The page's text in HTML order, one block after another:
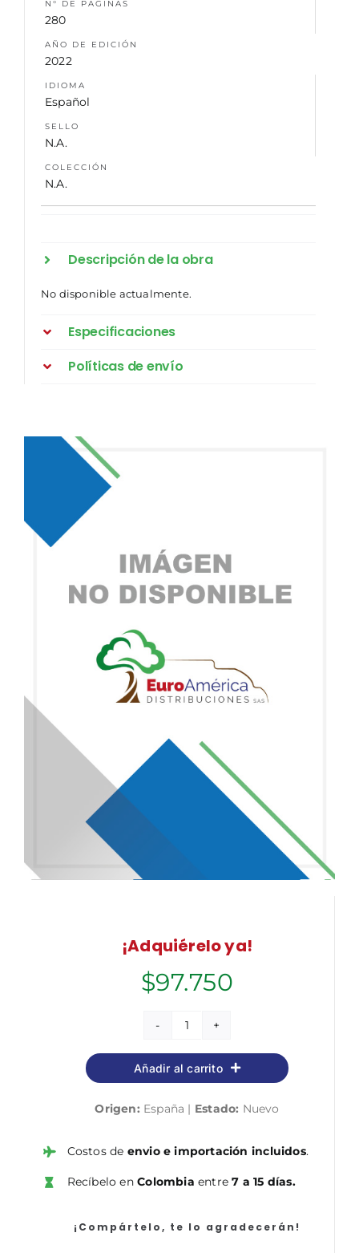
N° DE PÁGINAS
280
AÑO DE EDICIÓN
2022
IDIOMA
Español
SELLO
N.A.
COLECCIÓN
N.A.
Descripción de la obra
No disponible actualmente.
Especificaciones
Políticas de envío
¡Adquiérelo ya!
$97.750
Cuerpo
de
Profesores
Enseñanza
Física
Química.
Volumen
Añadir al carrito
Origen: España | Estado: Nuevo
Costos de envio e importación incluidos.
Recíbelo enColombia entre7 a 15 días.
¡Compártelo, te lo agradecerán!